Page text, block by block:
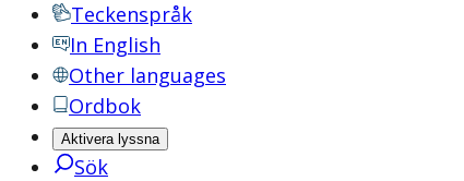
Teckenspråk
In English
Other languages
Ordbok
Aktivera lyssna
Sök